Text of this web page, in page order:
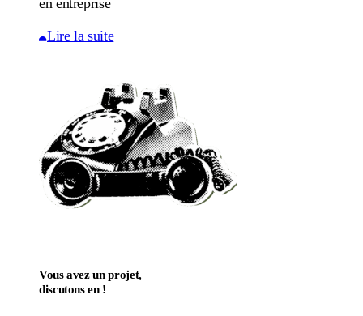
Lire la suite
Vous avez un projet,
discutons en !